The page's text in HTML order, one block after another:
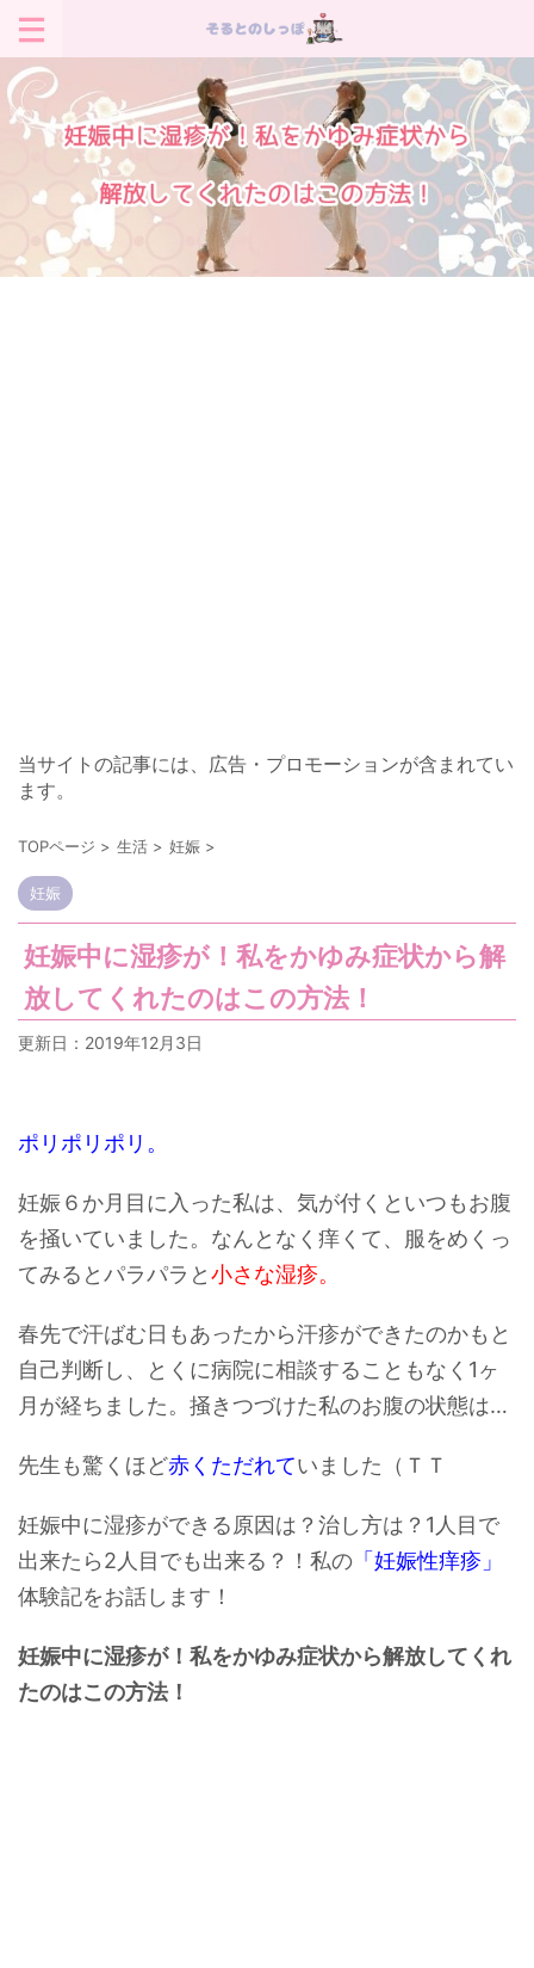
当サイトの記事には、広告・プロモーションが含まれてい
ます。
TOPページ > 生活 > 妊娠 >
妊娠
妊娠中に湿疹が！私をかゆみ症状から解
放してくれたのはこの方法！
更新日： 2019年12月3日
ポリポリポリ。
妊娠６か月目に入った私は、気が付くといつもお腹
を掻いていました。なんとなく痒くて、服をめくっ
てみるとパラパラと小さな湿疹。
春先で汗ばむ日もあったから汗疹ができたのかもと
自己判断し、とくに病院に相談することもなく1ヶ
月が経ちました。掻きつづけた私のお腹の状態は…
先生も驚くほど赤くただれていました（ＴＴ
妊娠中に湿疹ができる原因は？治し方は？1人目で
出来たら2人目でも出来る？！私の 「妊娠性痒疹」
体験記をお話します！
妊娠中に湿疹が！私をかゆみ症状から解放してくれ
たのはこの方法！